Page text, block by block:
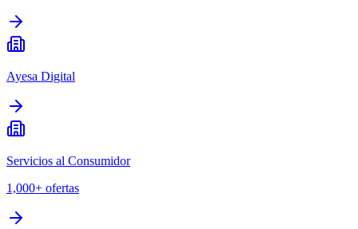
Ayesa Digital
Servicios al Consumidor
1,000+ ofertas